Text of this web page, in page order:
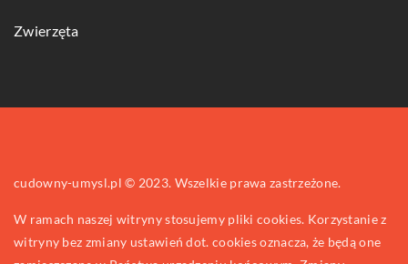
Zwierzęta
cudowny-umysl.pl © 2023. Wszelkie prawa zastrzeżone.
W ramach naszej witryny stosujemy pliki cookies. Korzystanie z
witryny bez zmiany ustawień dot. cookies oznacza, że będą one